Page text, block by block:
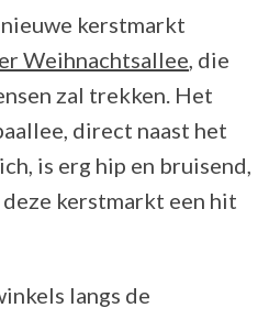
kerstmarkt
Weihnachtsallee , die
zal trekken. Het
direct naast het
is erg hip en bruisend,
kerstmarkt een hit
langs de